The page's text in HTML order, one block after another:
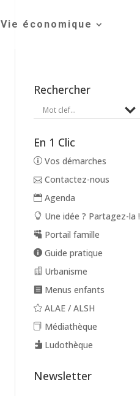
Vie économique
Rechercher
En 1 Clic
Vos démarches
Contactez-nous
Agenda
Une idée ? Partagez-la !
Portail famille
Guide pratique
Urbanisme
Menus enfants
ALAE / ALSH
Médiathèque
Ludothèque
Newsletter